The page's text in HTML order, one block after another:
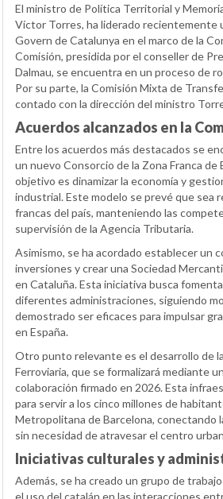
El ministro de Política Territorial y
Víctor Torres, ha liderado recientemente
Govern de Catalunya en el marco de la
Comisión, presidida por el conseller de
Dalmau, se encuentra en un proceso de
Por su parte, la Comisión Mixta de
contado con la dirección del ministro
Acuerdos alcanzados en la
Entre los acuerdos más destacados se
un nuevo Consorcio de la Zona Franca de
objetivo es dinamizar la economía y
industrial. Este modelo se prevé que sea
francas del país, manteniendo las
supervisión de la Agencia Tributaria.
Asimismo, se ha acordado establecer un
inversiones y crear una Sociedad
en Cataluña. Esta iniciativa busca
diferentes administraciones, siguiendo
demostrado ser eficaces para impulsar
en España.
Otro punto relevante es el desarrollo de
Ferroviaria, que se formalizará mediante
colaboración firmado en 2026. Esta
para servir a los cinco millones de
Metropolitana de Barcelona, conectando
sin necesidad de atravesar el centro
Iniciativas culturales y
Además, se ha creado un grupo de
el uso del catalán en las interacciones